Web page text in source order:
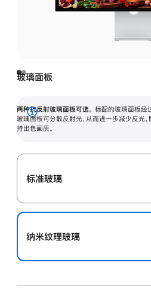
玻璃面板
两种抗反射玻璃面板可选。 标配的玻璃面板经
玻璃面板可分散反射光，从而进一步减少反光
持出色画质。
展
开
标准玻璃
纳米纹理玻璃